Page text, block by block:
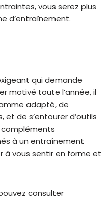
vous serez plus
d’entraînement.
qui demande
motivé toute l’année, il
adapté, de
de s’entourer d’outils
à un entraînement
à vous sentir en forme et
consulter